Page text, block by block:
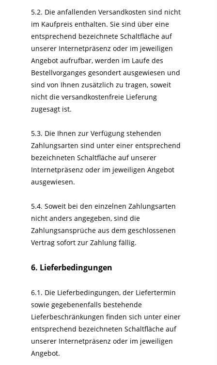
5.2. Die anfallenden Versandkosten sind nicht
im Kaufpreis enthalten. Sie sind über eine
entsprechend bezeichnete Schaltfläche auf
unserer Internetpräsenz oder im jeweiligen
Angebot aufrufbar, werden im Laufe des
Bestellvorganges gesondert ausgewiesen und
sind von Ihnen zusätzlich zu tragen, soweit
nicht die versandkostenfreie Lieferung
zugesagt ist.
5.3. Die Ihnen zur Verfügung stehenden
Zahlungsarten sind unter einer entsprechend
bezeichneten Schaltfläche auf unserer
Internetpräsenz oder im jeweiligen Angebot
ausgewiesen.
5.4. Soweit bei den einzelnen Zahlungsarten
nicht anders angegeben, sind die
Zahlungsansprüche aus dem geschlossenen
Vertrag sofort zur Zahlung fällig.
6. Lieferbedingungen
6.1. Die Lieferbedingungen, der Liefertermin
sowie gegebenenfalls bestehende
Lieferbeschränkungen finden sich unter einer
entsprechend bezeichneten Schaltfläche auf
unserer Internetpräsenz oder im jeweiligen
Angebot.